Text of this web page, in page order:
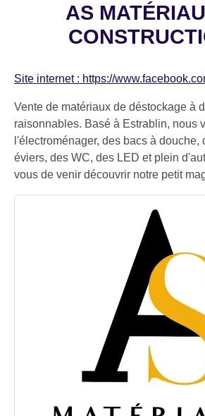
AS
Site internet : https://
Vente de matériaux de déstockage à
raisonnables. Basé à Estrablin, nous
l'électroménager, des bacs à douche,
éviers, des WC, des LED et plein
vous de venir découvrir notre petit